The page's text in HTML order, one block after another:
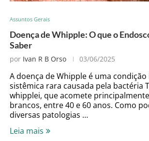
Assuntos Gerais
Doença de Whipple: O que o
Saber
por Ivan R B Orso 03/06/2025
A doença de Whipple é uma condição
sistêmica rara causada pela bactéria
whipplei, que acomete
brancos, entre 40 e 60 anos. Como
diversas patologias …
Leia mais